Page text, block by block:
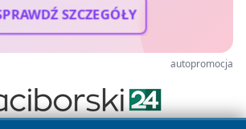
SZCZEGÓŁY
autopromocja